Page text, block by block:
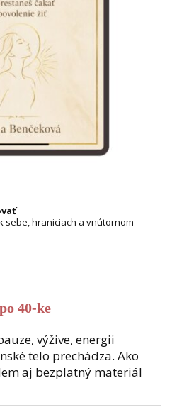
sebe, hraniciach a vnútornom
40-ke
výžive, energii
telo prechádza. Ako
aj bezplatný materiál